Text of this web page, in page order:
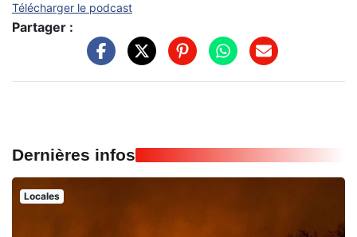
Télécharger le podcast
Partager :
Dernières infos
Locales